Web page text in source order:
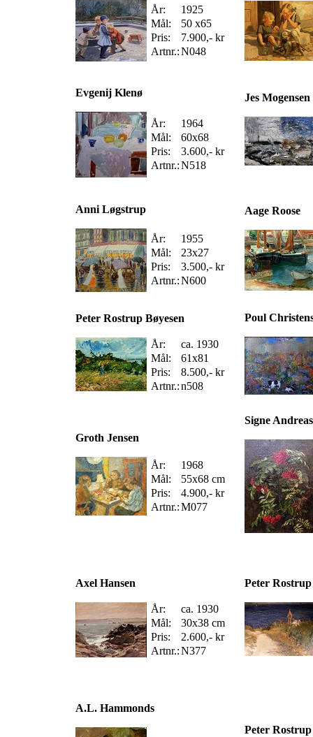
År:
1925
Mål:
50 x65
Pris:
7.900,- kr
Artnr.:N048
Evgenij Klenø
År:
1964
Mål:
60x68
Pris:
3.600,- kr
Artnr.:N518
Jes Mogensen
Anni Løgstrup
År:
1955
Mål:
23x27
Pris:
3.500,- kr
Artnr.:N600
Aage Roose
Peter Rostrup Bøyesen
År:
ca. 1930
Mål:
61x81
Pris:
8.500,- kr
Artnr.:n508
Poul
Groth Jensen
År:
1968
Mål:
55x68 cm
Pris:
4.900,- kr
Artnr.:M077
Signe
Axel Hansen
År:
ca. 1930
Mål:
30x38 cm
Pris:
2.600,- kr
Artnr.:N377
Peter Rostrup
A.L. Hammonds
Peter Rostrup